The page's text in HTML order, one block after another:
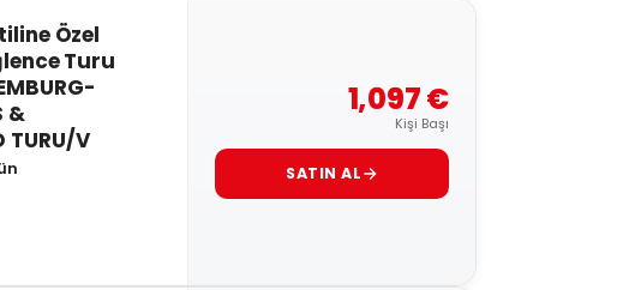
Özel
Turu
&
TURU/V
1,097 €
Kişi Başı
SATIN AL